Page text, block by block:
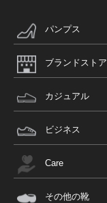
パンプス
ブランドストア
カジュアル
ビジネス
Care
その他の靴